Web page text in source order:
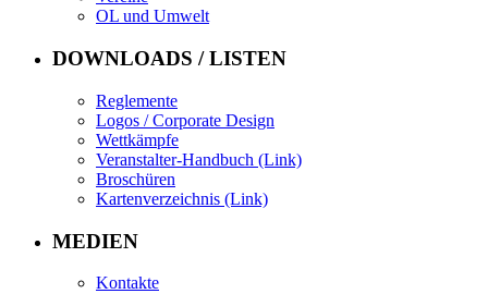
OL und Umwelt
DOWNLOADS / LISTEN
Reglemente
Logos / Corporate Design
Wettkämpfe
Veranstalter-Handbuch (Link)
Broschüren
Kartenverzeichnis (Link)
MEDIEN
Kontakte